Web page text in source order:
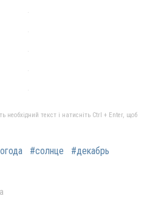
необхідний текст і натисніть Ctrl + Enter, щоб
#солнце #декабрь